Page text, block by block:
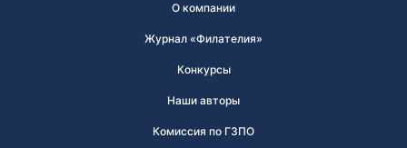
О компании
Журнал «Филателия»
Конкурсы
Наши авторы
Комиссия по ГЗПО